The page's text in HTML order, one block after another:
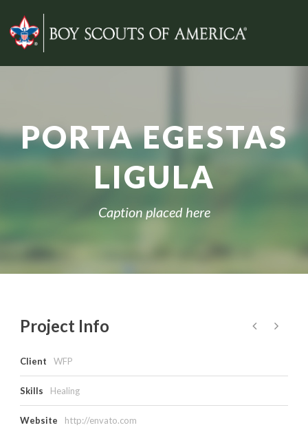
PORTA EGESTAS
LIGULA
Caption placed here
Project Info
Client WFP
Skills Healing
Website http://envato.com